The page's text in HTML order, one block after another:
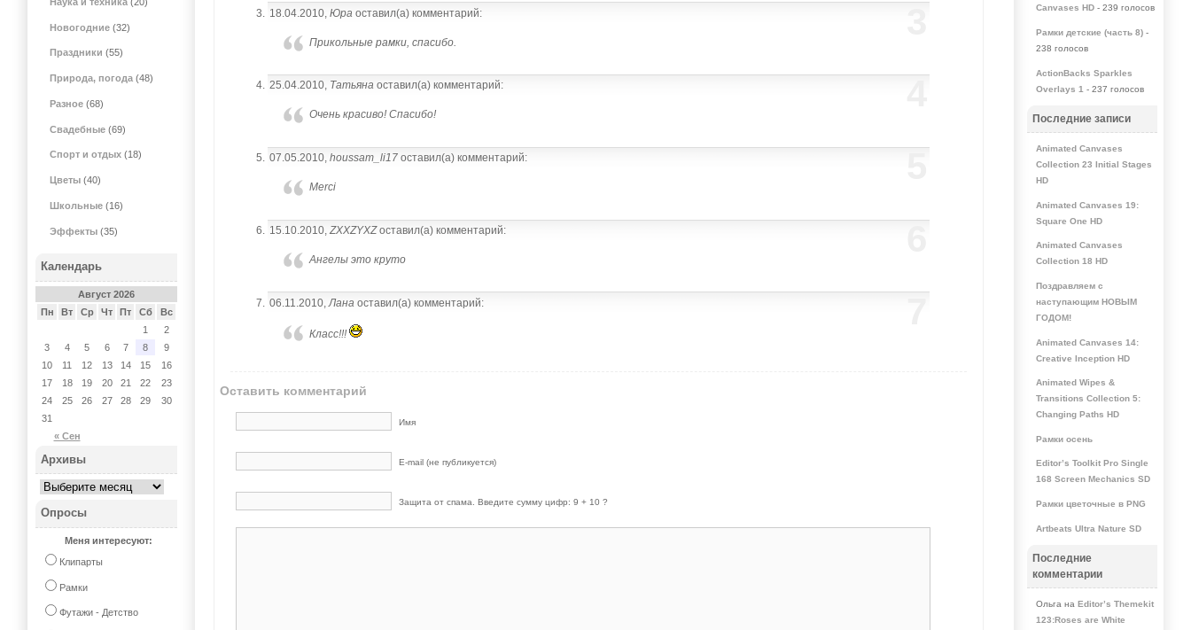
18.04.2010,Юра оставил(а) комментарий:
Прикольные рамки, спасибо.
25.04.2010, Татьяна оставил(а) комментарий:
Очень красиво! Спасибо!
07.05.2010,houssam_li17 оставил(а) комментарий:
Merci
15.10.2010,ZXXZYXZоставил(а) комментарий:
Ангелы это круто
06.11.2010,Лана оставил(а) комментарий:
Класс!!!
Оставить комментарий
Имя
E-mail (не публикуется)
Защита от спама. Введите сумму цифр: 9 + 10 ?
Новогодние (32)
Праздники (55)
Природа, погода (48)
Разное (68)
Свадебные (69)
Спорт и отдых (18)
Цветы (40)
Школьные (16)
Эффекты (35)
Календарь
Август 2026
Пн
Вт Ср Чт Пт Сб Вс
« Сен
1
2
3
4 5 6 7 8
9
10
11 12 13 14 15
16
17
18 19 20 21 22
23
24
25 26 27 28 29
30
31
Архивы
Опросы
Меня интересуют:
Клипарты
Рамки
Футажи - Детство
Canvases HD- 239 голосов
Рамки детские (часть 8)-
238 голосов
ActionBacks Sparkles
Overlays 1 - 237 голосов
Последние записи
Animated Canvases
Collection 23 Initial Stages
HD
Animated Canvases 19:
Square One HD
Animated Canvases
Collection 18 HD
Поздравляем с
наступающим НОВЫМ
ГОДОМ!
Animated Canvases 14:
Creative Inception HD
Animated Wipes &
Transitions Collection 5:
Changing Paths HD
Рамки осень
Editor’s Toolkit Pro Single
168 Screen Mechanics SD
Рамки цветочные в PNG
Artbeats Ultra Nature SD
Последние
комментарии
Ольга на Editor’s Themekit
123:Roses are White